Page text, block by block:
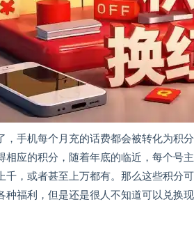
，手机每个月充的话费都会被转化为积
相应的积分，随着年底的临近，每个号
千，或者甚至上万都有。那么这些积分
种福利，但是还是很人不知道可以兑换